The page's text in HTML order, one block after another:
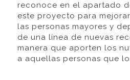
reconoce en el apartado
este proyecto para
las personas mayores y
de una línea de nuevas
manera que aporten los
a aquellas personas que